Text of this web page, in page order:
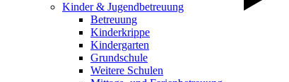
Kinder & Jugendbetreuung
Betreuung
Kinderkrippe
Kindergarten
Grundschule
Weitere Schulen